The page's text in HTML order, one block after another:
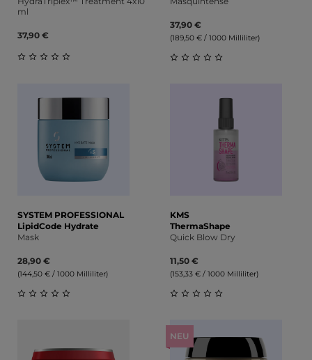
ml
37,90 €
37,90 €
(189,50 € / 1000 Milliliter)
SYSTEM PROFESSIONAL
LipidCode Hydrate
Mask
28,90 €
(144,50 € / 1000 Milliliter)
KMS
ThermaShape
Quick Blow Dry
11,50 €
(153,33 € / 1000 Milliliter)
NEU